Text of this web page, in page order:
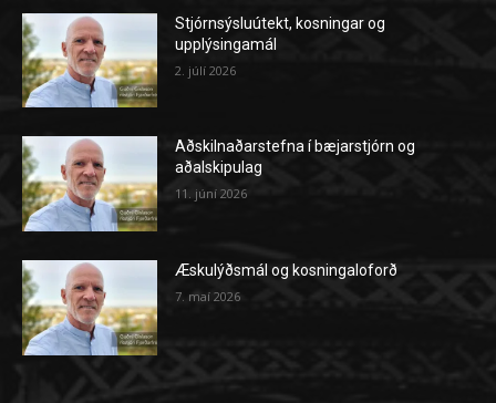
Stjórnsýsluútekt, kosningar og
upplýsingamál
2. júlí 2026
Aðskilnaðarstefna í bæjarstjórn og
aðalskipulag
11. júní 2026
Æskulýðsmál og kosningaloforð
7. maí 2026